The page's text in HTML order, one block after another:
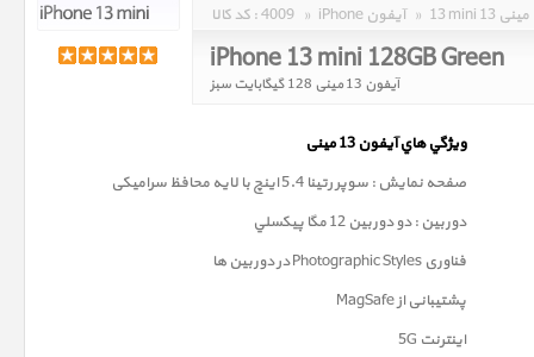
کد کالا : 4009 » iPhone آیفون » 13 mini 13 مینی
iPhone 13 mini 128GB Green
آیفون 13 مینی 128 گیگابایت سبز
ويژگي هاي آيفون 13
مینی
صفحه نمايش : سوپر رتينا 5.4 اينچ با لایه محافظ سرامیکی
دوربين : دو دوربین 12 مگا پيکسلي
فناوری Photographic Stylesدر دوربین ها
پشتیبانی از MagSafe
اینترنت 5G